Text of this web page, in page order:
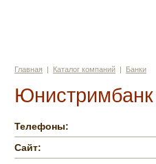
Главная | Каталог компаний | Банки
Юнистримбанк
Телефоны:
Сайт: